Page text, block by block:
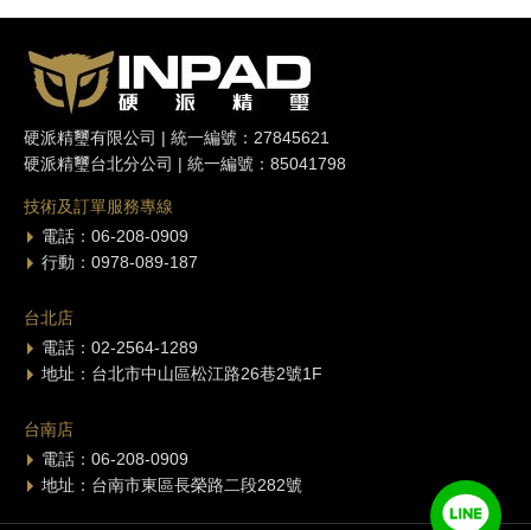
硬派精璽有限公司 | 統一編號：27845621
硬派精璽台北分公司 | 統一編號：85041798
技術及訂單服務專線
電話：06-208-0909
行動：0978-089-187
台北店
電話：02-2564-1289
地址：台北市中山區松江路26巷2號1F
台南店
電話：06-208-0909
地址：台南市東區長榮路二段282號